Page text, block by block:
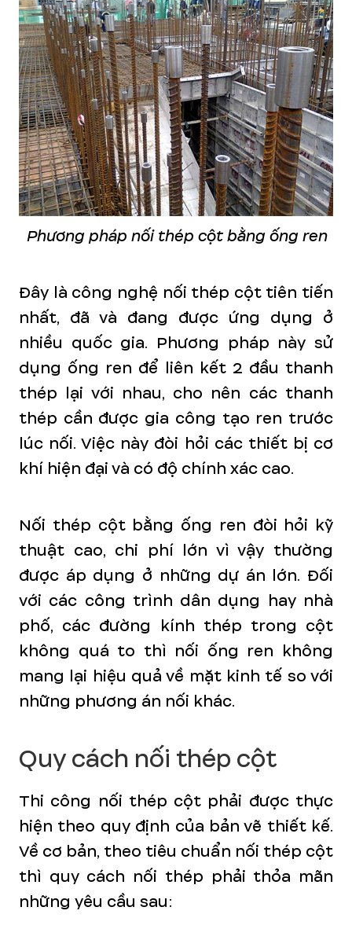
Phương pháp nối thép cột bằng ống ren
Đây là công nghệ nối thép cột tiên tiến
nhất, đã và đang được ứng dụng ở
nhiều quốc gia. Phương pháp này sử
dụng ống ren để liên kết 2 đầu thanh
thép lại với nhau, cho nên các thanh
thép cần được gia công tạo ren trước
lúc nối. Việc này đòi hỏi các thiết bị cơ
khí hiện đại và có độ chính xác cao.
Nối thép cột bằng ống ren đòi hỏi kỹ
thuật cao, chi phí lớn vì vậy thường
được áp dụng ở những dự án lớn. Đối
với các công trình dân dụng hay nhà
phố, các đường kính thép trong cột
không quá to thì nối ống ren không
mang lại hiệu quả về mặt kinh tế so với
những phương án nối khác.
Quy cách nối thép cột
Thi công nối thép cột phải được thực
hiện theo quy định của bản vẽ thiết kế.
Về cơ bản, theo tiêu chuẩn nối thép cột
thì quy cách nối thép phải thỏa mãn
những yêu cầu sau: